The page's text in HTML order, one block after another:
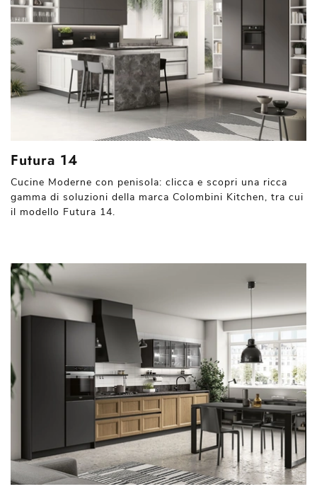
Futura 14
Cucine Moderne con penisola: clicca e scopri una ricca
gamma di soluzioni della marca Colombini Kitchen, tra cui
il modello Futura 14.